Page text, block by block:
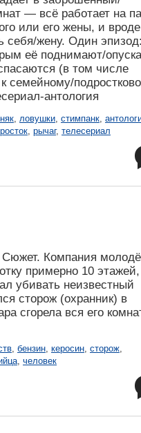
— всё работает на
или его жены, и
себя/жену. Один
её поднимают/
(в том числе
семейному/
антология
, ловушки, стимпанк,
, рычаг, телесериал
Компания
примерно 10 этажей,
убивать неизвестный
сторож (охранник) в
сгорела вся его
бензин керосин сторож
человек